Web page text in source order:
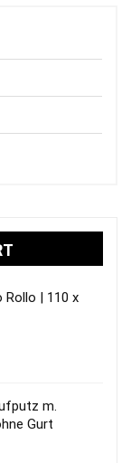
Rollo | 110 x
m.
Gurt